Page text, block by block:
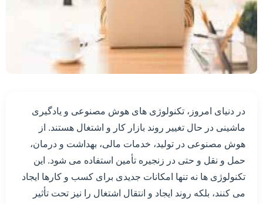
در دنیای امروز، تکنولوژی های هوش مصنوعی و یادگیری
ماشینی در حال تغییر روند بازار کار و اشتغال هستند. از
هوش مصنوعی در تولید، خدمات مالی، بهداشت و درمان،
حمل و نقل و حتی در زنجیره تأمین استفاده می شود. این
تکنولوژی ها نه تنها امکانات جدیدی برای کسب و کارها ایجاد
می کنند، بلکه روند ایجاد و انتقال اشتغال را نیز تحت تأثیر